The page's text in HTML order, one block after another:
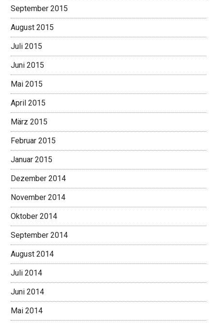
September 2015
August 2015
Juli 2015
Juni 2015
Mai 2015
April 2015
März 2015
Februar 2015
Januar 2015
Dezember 2014
November 2014
Oktober 2014
September 2014
August 2014
Juli 2014
Juni 2014
Mai 2014